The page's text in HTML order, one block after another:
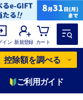
イン 新規登録 カート
控除額を調べる
ご利用ガイド